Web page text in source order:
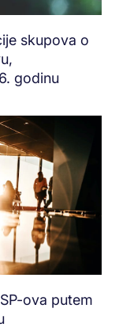
skupova o
godinu
ova putem